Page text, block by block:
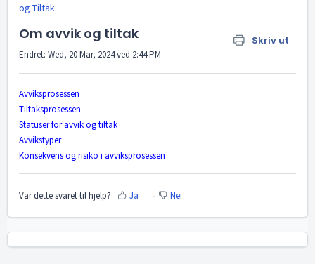
og Tiltak
Om avvik og tiltak Skriv ut
Endret: Wed, 20 Mar, 2024 ved 2:44 PM
Avviksprosessen
Tiltaksprosessen
Statuser for avvik og tiltak
Avvikstyper
Konsekvens og risiko i avviksprosessen
Var dette svaret til hjelp? Ja Nei